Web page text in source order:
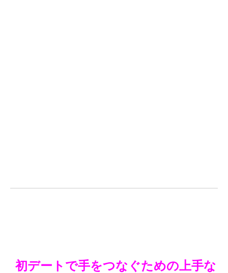
初デートで手をつなぐための上手な